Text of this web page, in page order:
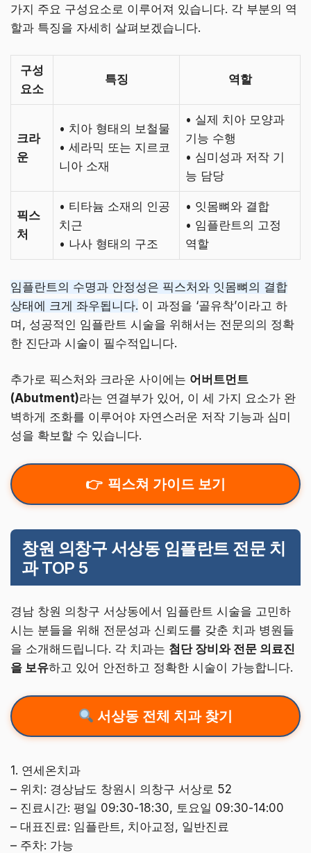
가지 주요 구성요소로 이루어져 있습니다. 각 부분의 역
할과 특징을 자세히 살펴보겠습니다.
구성
요소
특징 역할
크라
운
• 치아 형태의 보철물
• 세라믹 또는 지르코
니아 소재
• 실제 치아 모양과
기능 수행
• 심미성과 저작 기
능 담당
픽스
처
• 티타늄 소재의 인공
치근
• 나사 형태의 구조
• 잇몸뼈와 결합
• 임플란트의 고정
역할
임플란트의 수명과 안정성은 픽스처와 잇몸뼈의 결합
상태에 크게 좌우됩니다. 이 과정을 ‘골유착’이라고 하
며, 성공적인 임플란트 시술을 위해서는 전문의의 정확
한 진단과 시술이 필수적입니다.
추가로 픽스처와 크라운 사이에는 어버트먼트
(Abutment)라는 연결부가 있어, 이 세 가지 요소가 완
벽하게 조화를 이루어야 자연스러운 저작 기능과 심미
성을 확보할 수 있습니다.
픽스쳐 가이드 보기
창원 의창구 서상동 임플란트 전문 치
과 TOP 5
경남 창원 의창구 서상동에서 임플란트 시술을 고민하
시는 분들을 위해 전문성과 신뢰도를 갖춘 치과 병원들
을 소개해드립니다. 각 치과는 첨단 장비와 전문 의료진
을 보유하고 있어 안전하고 정확한 시술이 가능합니다.
서상동 전체 치과 찾기
1. 연세온치과
– 위치: 경상남도 창원시 의창구 서상로 52
– 진료시간: 평일 09:30-18:30, 토요일 09:30-14:00
– 대표진료: 임플란트, 치아교정, 일반진료
– 주차: 가능